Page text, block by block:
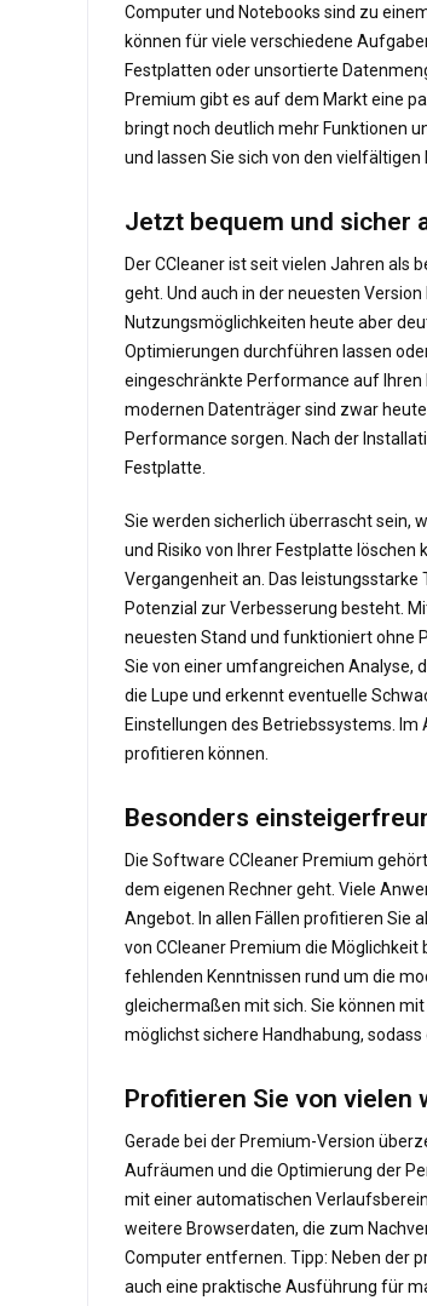
Computer und Notebooks sind zu
können für viele verschiedene
Festplatten oder unsortierte
Premium gibt es auf dem Markt eine
bringt noch deutlich mehr Funktionen
und lassen Sie sich von den
Jetzt bequem und sicher
Der CCleaner ist seit vielen Jahren
geht. Und auch in der neuesten
Nutzungsmöglichkeiten heute aber
Optimierungen durchführen lassen
eingeschränkte Performance auf Ihren
modernen Datenträger sind zwar
Performance sorgen. Nach der
Festplatte.
Sie werden sicherlich überrascht sein,
und Risiko von Ihrer Festplatte
Vergangenheit an. Das
Potenzial zur Verbesserung besteht.
neuesten Stand und funktioniert ohne
Sie von einer umfangreichen Analyse,
die Lupe und erkennt eventuelle
Einstellungen des Betriebssystems.
profitieren können.
Besonders
Die Software CCleaner Premium
dem eigenen Rechner geht. Viele
Angebot. In allen Fällen profitieren Sie
von CCleaner Premium die
fehlenden Kenntnissen rund um die
gleichermaßen mit sich. Sie können
möglichst sichere Handhabung,
Profitieren Sie von vielen
Gerade bei der Premium-Version
Aufräumen und die Optimierung der
mit einer automatischen
weitere Browserdaten, die zum
Computer entfernen. Tipp: Neben der
auch eine praktische Ausführung für